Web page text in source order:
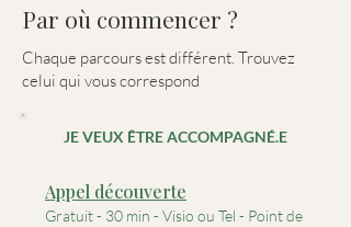
Par où commencer ?
Chaque parcours est différent. Trouvez
celui qui vous correspond
JE VEUX ÊTRE ACCOMPAGNÉ.E
Appel découverte
Gratuit - 30 min - Visio ou Tel - Point de